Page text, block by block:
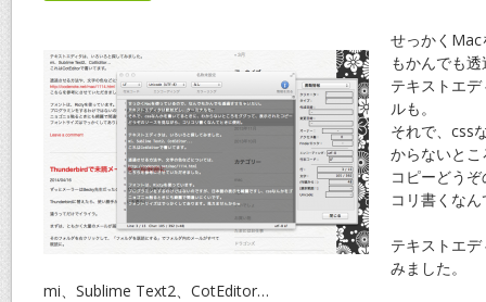
せっかくMac
もかんでも
テキストエ
ルも。
それで、css
からないと
コピーどう
コリ書くな
テキストエ
みました。
mi、Sublime Text2、CotEditor…